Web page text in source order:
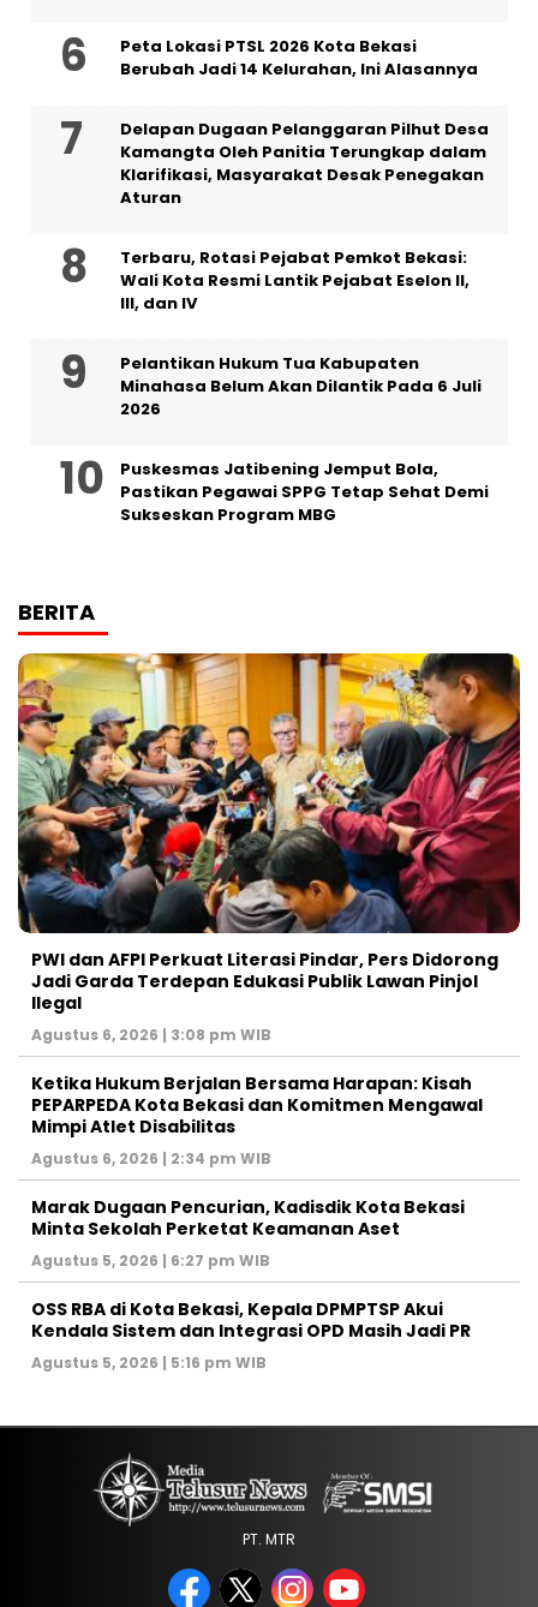
Peta Lokasi PTSL 2026 Kota Bekasi
Berubah Jadi 14 Kelurahan, Ini Alasannya
Delapan Dugaan Pelanggaran Pilhut Desa
Kamangta Oleh Panitia Terungkap dalam
Klarifikasi, Masyarakat Desak Penegakan
Aturan
‎Terbaru, Rotasi Pejabat Pemkot Bekasi:
Wali Kota Resmi Lantik Pejabat Eselon II,
III, dan IV ‎
Pelantikan Hukum Tua Kabupaten
Minahasa Belum Akan Dilantik Pada 6 Juli
2026
Puskesmas Jatibening Jemput Bola,
Pastikan Pegawai SPPG Tetap Sehat Demi
Sukseskan Program MBG
BERITA
PWI dan AFPI Perkuat Literasi Pindar, Pers Didorong
Jadi Garda Terdepan Edukasi Publik Lawan Pinjol
Ilegal
Agustus 6, 2026 | 3:08 pm WIB
Ketika Hukum Berjalan Bersama Harapan: Kisah
PEPARPEDA Kota Bekasi dan Komitmen Mengawal
Mimpi Atlet Disabilitas
Agustus 6, 2026 | 2:34 pm WIB
‎Marak Dugaan Pencurian, Kadisdik Kota Bekasi
Minta Sekolah Perketat Keamanan Aset
Agustus 5, 2026 | 6:27 pm WIB
‎OSS RBA di Kota Bekasi, Kepala DPMPTSP Akui
Kendala Sistem dan Integrasi OPD Masih Jadi PR
Agustus 5, 2026 | 5:16 pm WIB
PT. MTR